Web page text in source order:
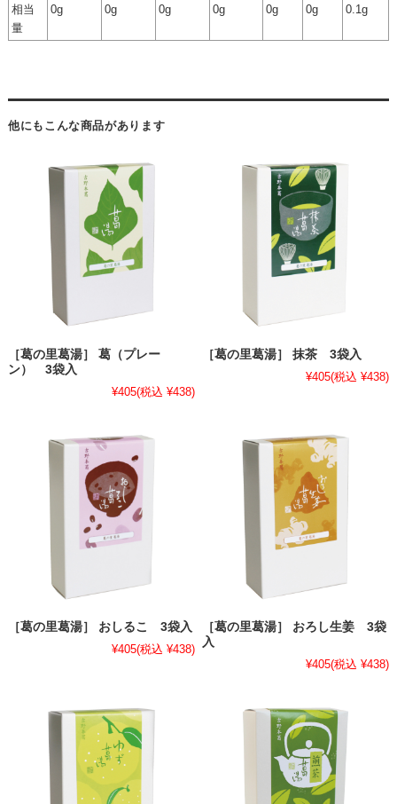
相当
量
0g 0g 0g 0g 0g 0g 0.1g
他にもこんな商品があります
［葛の里葛湯］ 葛（プレー
ン） 3袋入
¥405(税込 ¥438)
［葛の里葛湯］ 抹茶 3袋入
¥405(税込 ¥438)
［葛の里葛湯］ おしるこ 3袋入
¥405(税込 ¥438)
［葛の里葛湯］ おろし生姜 3袋
入
¥405(税込 ¥438)